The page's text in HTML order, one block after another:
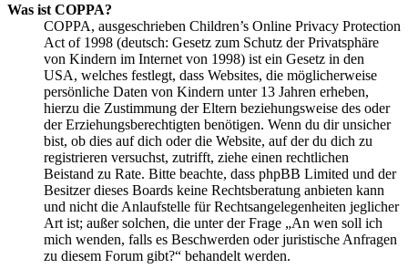
Was ist COPPA?
COPPA, ausgeschrieben Children’s Online Privacy Protection
Act of 1998 (deutsch: Gesetz zum Schutz der Privatsphäre
von Kindern im Internet von 1998) ist ein Gesetz in den
USA, welches festlegt, dass Websites, die möglicherweise
persönliche Daten von Kindern unter 13 Jahren erheben,
hierzu die Zustimmung der Eltern beziehungsweise des oder
der Erziehungsberechtigten benötigen. Wenn du dir unsicher
bist, ob dies auf dich oder die Website, auf der du dich zu
registrieren versuchst, zutrifft, ziehe einen rechtlichen
Beistand zu Rate. Bitte beachte, dass phpBB Limited und der
Besitzer dieses Boards keine Rechtsberatung anbieten kann
und nicht die Anlaufstelle für Rechtsangelegenheiten jeglicher
Art ist; außer solchen, die unter der Frage „An wen soll ich
mich wenden, falls es Beschwerden oder juristische Anfragen
zu diesem Forum gibt?“ behandelt werden.